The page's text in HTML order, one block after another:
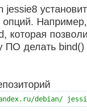
jessie8
опций.
которая
ПО делать
debian/